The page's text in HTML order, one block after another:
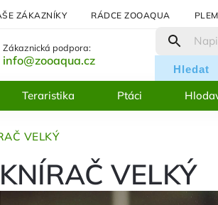
ZÁKAZNÍKY RÁDCE ZOOAQUA
Zákaznická podpora:
info@zooaqua.cz
Hledat
Teraristika Ptáci
VELKÝ
KNÍRAČ VELKÝ